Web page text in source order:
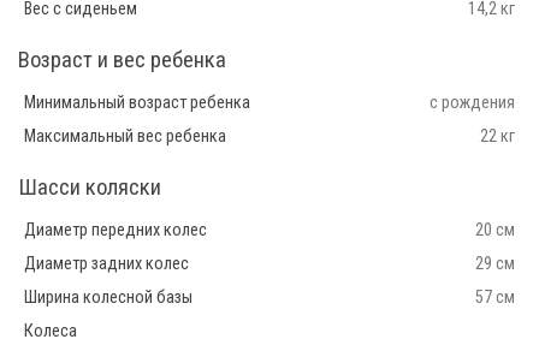
Вес с сиденьем
14,2 кг
Возраст и вес ребенка
Минимальный возраст ребенка
с рождения
Максимальный вес ребенка
22 кг
Шасси коляски
Диаметр передних колес
20 см
Диаметр задних колес
29 см
Ширина колесной базы
57 см
Колеса